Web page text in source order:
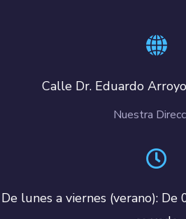
Calle Dr. Eduardo
Nuestra
De lunes a viernes (verano):